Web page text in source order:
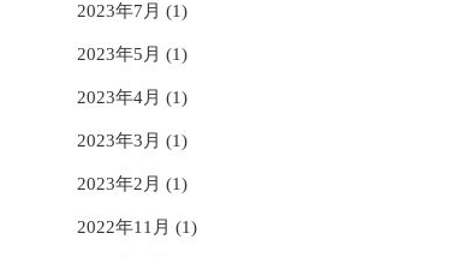
2023年7月 (1)
2023年5月 (1)
2023年4月 (1)
2023年3月 (1)
2023年2月 (1)
2022年11月 (1)